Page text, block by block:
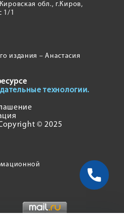
обл., г.Киров,
1/1
издания – Анастасия
технологии.
© 2025